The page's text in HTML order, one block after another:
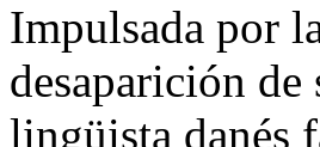
Impulsada por
desaparición
lingüista danés